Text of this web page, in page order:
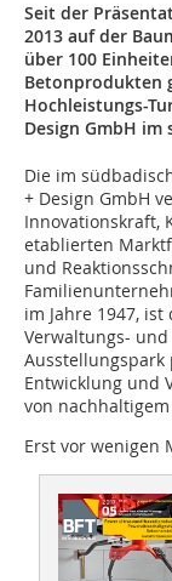
Seit der
2013 auf der
über 100
Betonprodukten
Hochleistungs-
Design GmbH im
Die im
+ Design GmbH
Innovationskraft,
etablierten
und
im Jahre 1947,
Verwaltungs-
Entwicklung und
von
Erst vor wenigen